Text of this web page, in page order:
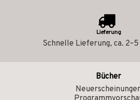
Lieferung
Schnelle Lieferung, ca.
Bücher